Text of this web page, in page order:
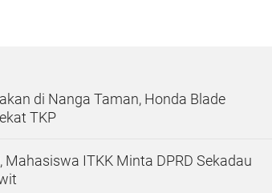
di Nanga Taman, Honda Blade
TKP
ITKK Minta DPRD Sekadau